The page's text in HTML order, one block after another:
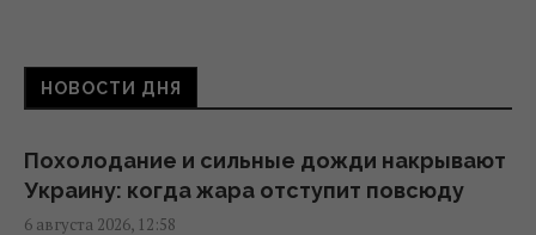
23:39 четверг, 06 августа 2026
Украина ставит Путина на предвыборные
часы, - Newsweek
23:07 четверг, 06 августа 2026
НОВОСТИ ДНЯ
Похолодание и сильные дожди накрывают
Украину: когда жара отступит повсюду
6 августа 2026, 12:58